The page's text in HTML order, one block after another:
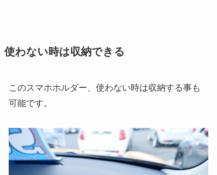
使わない時は収納できる
このスマホホルダー、使わない時は収納する事も
可能です。